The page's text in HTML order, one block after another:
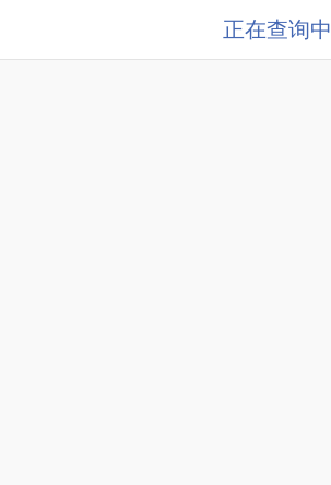
正在查询中